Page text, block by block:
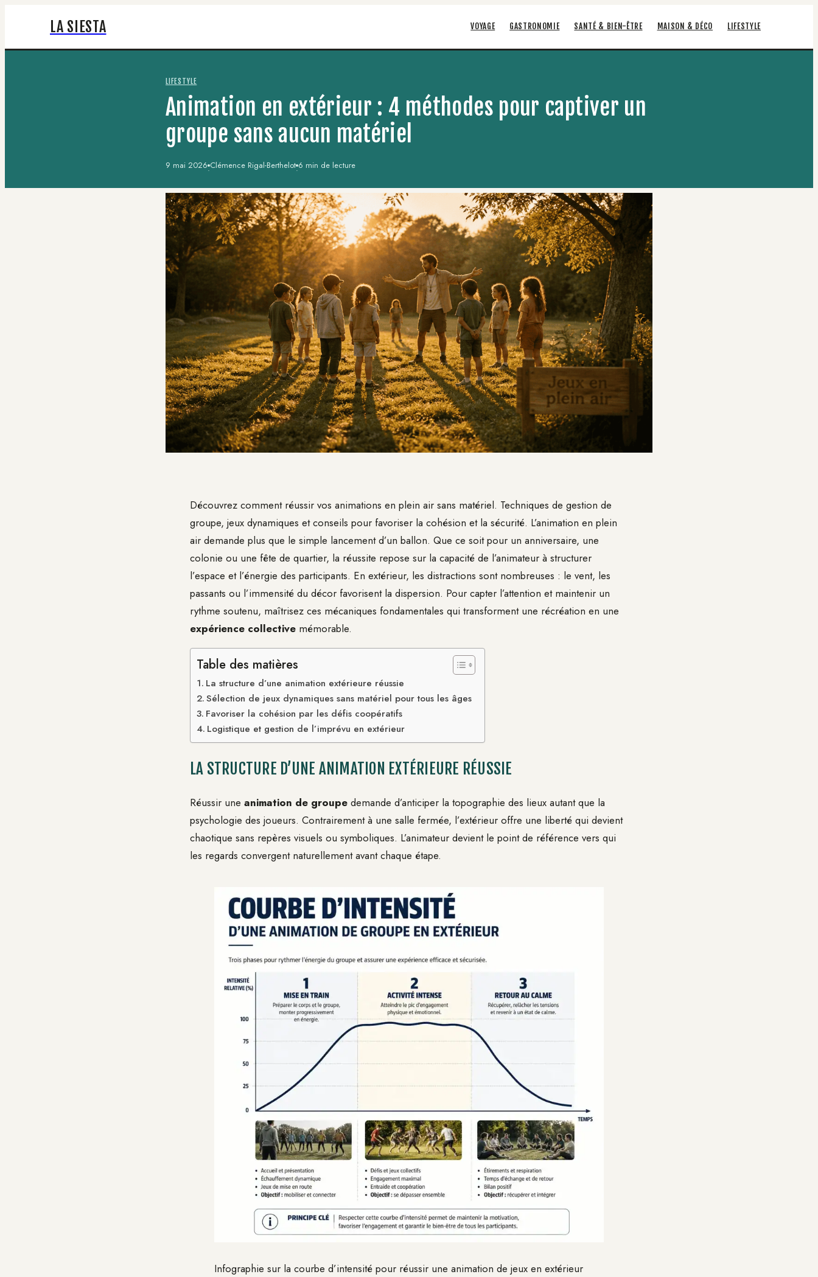
LA SIESTA VOYAGE GASTRONOMIE SANTÉ & BIEN-ÊTRE MAISON & DÉCO LIFESTYLE
LIFESTYLE
Animation en extérieur : 4 méthodes pour captiver un
groupe sans aucun matériel
9 mai 2026·Clémence Rigal-Berthelot·6 min de lecture
Découvrez comment réussir vos animations en plein air sans matériel. Techniques de gestion de
groupe, jeux dynamiques et conseils pour favoriser la cohésion et la sécurité. L’animation en plein
air demande plus que le simple lancement d’un ballon. Que ce soit pour un anniversaire, une
colonie ou une fête de quartier, la réussite repose sur la capacité de l’animateur à structurer
l’espace et l’énergie des participants. En extérieur, les distractions sont nombreuses : le vent, les
passants ou l’immensité du décor favorisent la dispersion. Pour capter l’attention et maintenir un
rythme soutenu, maîtrisez ces mécaniques fondamentales qui transforment une récréation en une
expérience collective mémorable.
Table des matières
La structure d’une animation extérieure réussie
Sélection de jeux dynamiques sans matériel pour tous les âges
Favoriser la cohésion par les défis coopératifs
Logistique et gestion de l’imprévu en extérieur
LA STRUCTURE D’UNE ANIMATION EXTÉRIEURE RÉUSSIE
Réussir une animation de groupe demande d’anticiper la topographie des lieux autant que la
psychologie des joueurs. Contrairement à une salle fermée, l’extérieur offre une liberté qui devient
chaotique sans repères visuels ou symboliques. L’animateur devient le point de référence vers qui
les regards convergent naturellement avant chaque étape.
Infographie sur la courbe d’intensité pour réussir une animation de jeux en extérieur